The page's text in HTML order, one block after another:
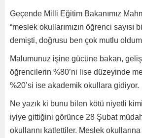
Geçende Milli Eğitim Bakanımız
“meslek okullarımızın öğrenci sayısı
demişti, doğrusu ben çok mutlu
Malumunuz işine gücüne bakan,
öğrencilerin %80’ni lise düzeyinde
%20’si ise akademik okullara gidiyor.
Ne yazık ki bunu bilen kötü niyetli
iyiye gittiğini görünce 28 Şubat
okullarını katlettiler. Meslek